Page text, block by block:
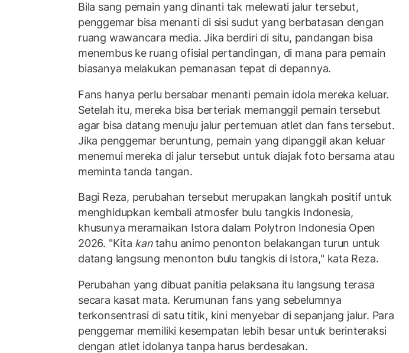
Bila sang pemain yang dinanti tak melewati jalur tersebut,
penggemar bisa menanti di sisi sudut yang berbatasan dengan
ruang wawancara media. Jika berdiri di situ, pandangan bisa
menembus ke ruang ofisial pertandingan, di mana para pemain
biasanya melakukan pemanasan tepat di depannya.
Fans hanya perlu bersabar menanti pemain idola mereka keluar.
Setelah itu, mereka bisa berteriak memanggil pemain tersebut
agar bisa datang menuju jalur pertemuan atlet dan fans tersebut.
Jika penggemar beruntung, pemain yang dipanggil akan keluar
menemui mereka di jalur tersebut untuk diajak foto bersama atau
meminta tanda tangan.
Bagi Reza, perubahan tersebut merupakan langkah positif untuk
menghidupkan kembali atmosfer bulu tangkis Indonesia,
khusunya meramaikan Istora dalam Polytron Indonesia Open
2026. "Kita kantahu animo penonton belakangan turun untuk
datang langsung menonton bulu tangkis di Istora," kata Reza.
Perubahan yang dibuat panitia pelaksana itu langsung terasa
secara kasat mata. Kerumunan fans yang sebelumnya
terkonsentrasi di satu titik, kini menyebar di sepanjang jalur. Para
penggemar memiliki kesempatan lebih besar untuk berinteraksi
dengan atlet idolanya tanpa harus berdesakan.